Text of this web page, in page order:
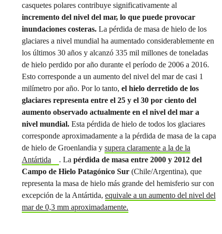
casquetes polares contribuye significativamente al
incremento del nivel del mar, lo que puede provocar
inundaciones costeras. La pérdida de masa de hielo de los
glaciares a nivel mundial ha aumentado considerablemente en
los últimos 30 años y alcanzó 335 mil millones de toneladas
de hielo perdido por año durante el período de 2006 a 2016.
Esto corresponde a un aumento del nivel del mar de casi 1
milímetro por año. Por lo tanto, el hielo derretido de los
glaciares representa entre el 25 y el 30 por ciento del
aumento observado actualmente en el nivel del mar a
nivel mundial. Esta pérdida de hielo de todos los glaciares
corresponde aproximadamente a la pérdida de masa de la capa
de hielo de Groenlandia y supera claramente a la de la
Antártida
. Lapérdida de masa entre 2000 y 2012 del
Campo de Hielo Patagónico Sur (Chile/Argentina), que
representa la masa de hielo más grande del hemisferio sur con
excepción de la Antártida, equivale a un aumento del nivel del
mar de 0,3 mm aproximadamente.